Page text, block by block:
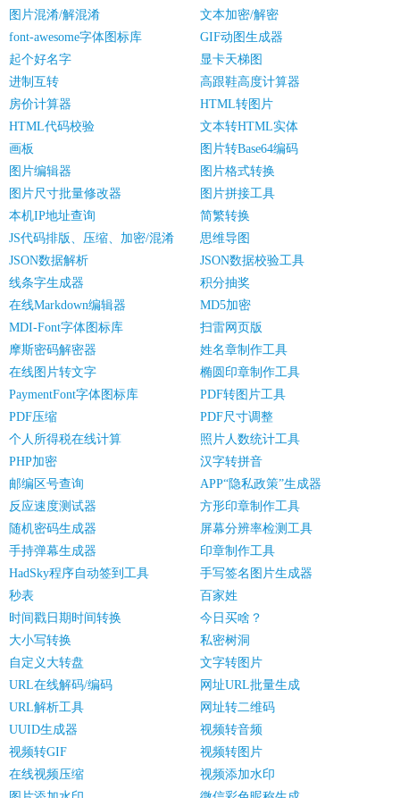
图片混淆/解混淆
文本加密/解密
font-awesome字体图标库
GIF动图生成器
起个好名字
显卡天梯图
进制互转
高跟鞋高度计算器
房价计算器
HTML转图片
HTML代码校验
文本转HTML实体
画板
图片转Base64编码
图片编辑器
图片格式转换
图片尺寸批量修改器
图片拼接工具
本机IP地址查询
简繁转换
JS代码排版、压缩、加密/混淆
思维导图
JSON数据解析
JSON数据校验工具
线条字生成器
积分抽奖
在线Markdown编辑器
MD5加密
MDI-Font字体图标库
扫雷网页版
摩斯密码解密器
姓名章制作工具
在线图片转文字
椭圆印章制作工具
PaymentFont字体图标库
PDF转图片工具
PDF压缩
PDF尺寸调整
个人所得税在线计算
照片人数统计工具
PHP加密
汉字转拼音
邮编区号查询
APP“隐私政策”生成器
反应速度测试器
方形印章制作工具
随机密码生成器
屏幕分辨率检测工具
手持弹幕生成器
印章制作工具
HadSky程序自动签到工具
手写签名图片生成器
秒表
百家姓
时间戳日期时间转换
今日买啥？
大小写转换
私密树洞
自定义大转盘
文字转图片
URL在线解码/编码
网址URL批量生成
URL解析工具
网址转二维码
UUID生成器
视频转音频
视频转GIF
视频转图片
在线视频压缩
视频添加水印